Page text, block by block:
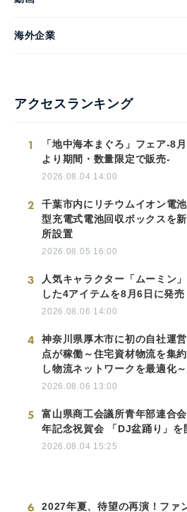
海外企業
アクセスランキング
1
「地中海本まぐろ」フェア-8月
より期間・数量限定で販売-
2026.08.04 14:00
2
千葉市内にリチウムイオン電
型充電式電池回収ボックスを
所設置
2026.08.05 16:00
3
人気キャラクター「ムーミン
した4アイテムを8月6日に発売
2026.08.06 14:00
4
神奈川県厚木市に初の自社運
点が稼働～住宅資材物流を集
し物流ネットワークを最適化～
2026.08.06 13:00
5
富山県商工会議所青年部連合
年記念祝賀会 「DJ盆踊り」を
2026.08.04 15:25
6
2027年夏、待望の再演！ファ